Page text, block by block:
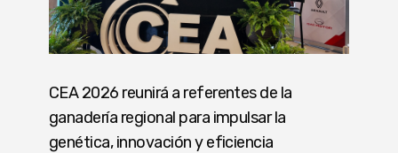
CEA 2026 reunirá a referentes de la
ganadería regional para impulsar la
genética, innovación y eficiencia